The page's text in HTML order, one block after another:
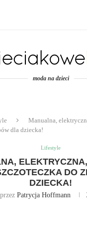
moda na dzieci
Manualna,
dla dziecka!
Lifestyle
DO
DZIECKA!
Patrycja Hoffmann